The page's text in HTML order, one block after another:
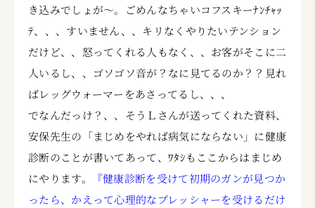
き込みでしょが～。ごめんなちゃいコフスキーﾅﾝﾁｬｯ
ﾃ、、、すいません、、キリなくやりたいテンション
だけど、、怒ってくれる人もなく、、お客がそこに二
人いるし、、ゴソゴソ音が？なに見てるのか？？見れ
ばレッグウォーマーをあさってるし、、、
でなんだっけ？、、そうＬさんが送ってくれた資料、
安保先生の「まじめをやれば病気にならない」に健康
診断のことが書いてあって、ﾜﾀｼもここからはまじめ
にやります。
『健康診断を受けて初期のガンが見つか
ったら、かえって心理的なプレッシャーを受けるだけ